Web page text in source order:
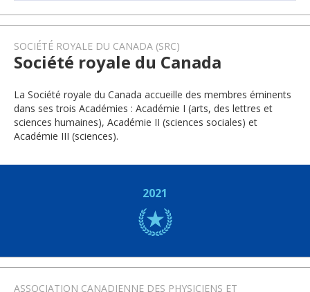
SOCIÉTÉ ROYALE DU CANADA (SRC)
Société royale du Canada
La Société royale du Canada accueille des membres éminents
dans ses trois Académies : Académie I (arts, des lettres et
sciences humaines), Académie II (sciences sociales) et
Académie III (sciences).
2021
ASSOCIATION CANADIENNE DES PHYSICIENS ET